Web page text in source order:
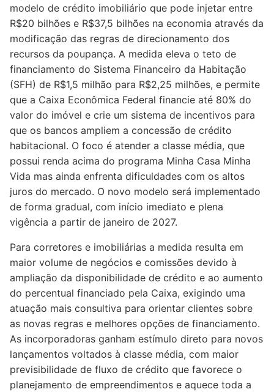
modelo de crédito imobiliário que pode injetar entre
R$20 bilhões e R$37,5 bilhões na economia através da
modificação das regras de direcionamento dos
recursos da poupança. A medida eleva o teto de
financiamento do Sistema Financeiro da Habitação
(SFH) de R$1,5 milhão para R$2,25 milhões, e permite
que a Caixa Econômica Federal financie até 80% do
valor do imóvel e crie um sistema de incentivos para
que os bancos ampliem a concessão de crédito
habitacional. O foco é atender a classe média, que
possui renda acima do programa Minha Casa Minha
Vida mas ainda enfrenta dificuldades com os altos
juros do mercado. O novo modelo será implementado
de forma gradual, com início imediato e plena
vigência a partir de janeiro de 2027.
Para corretores e imobiliárias a medida resulta em
maior volume de negócios e comissões devido à
ampliação da disponibilidade de crédito e ao aumento
do percentual financiado pela Caixa, exigindo uma
atuação mais consultiva para orientar clientes sobre
as novas regras e melhores opções de financiamento.
As incorporadoras ganham estímulo direto para novos
lançamentos voltados à classe média, com maior
previsibilidade de fluxo de crédito que favorece o
planejamento de empreendimentos e aquece toda a